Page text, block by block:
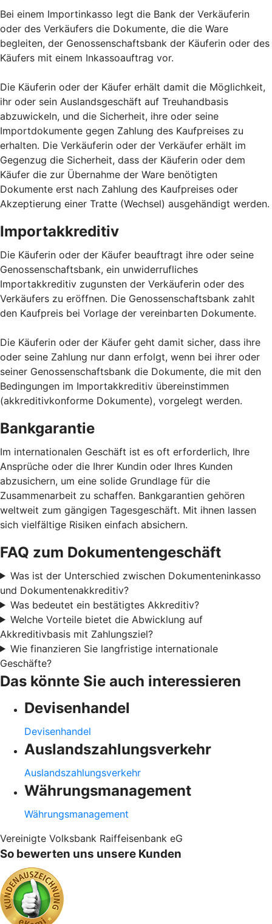
Bei einem Importinkasso legt die Bank der Verkäuferin
oder des Verkäufers die Dokumente, die die Ware
begleiten, der Genossenschaftsbank der Käuferin oder des
Käufers mit einem Inkassoauftrag vor.
Die Käuferin oder der Käufer erhält damit die Möglichkeit,
ihr oder sein Auslandsgeschäft auf Treuhandbasis
abzuwickeln, und die Sicherheit, ihre oder seine
Importdokumente gegen Zahlung des Kaufpreises zu
erhalten. Die Verkäuferin oder der Verkäufer erhält im
Gegenzug die Sicherheit, dass der Käuferin oder dem
Käufer die zur Übernahme der Ware benötigten
Dokumente erst nach Zahlung des Kaufpreises oder
Akzeptierung einer Tratte (Wechsel) ausgehändigt werden.
Importakkreditiv
Die Käuferin oder der Käufer beauftragt ihre oder seine
Genossenschaftsbank, ein unwiderrufliches
Importakkreditiv zugunsten der Verkäuferin oder des
Verkäufers zu eröffnen. Die Genossenschaftsbank zahlt
den Kaufpreis bei Vorlage der vereinbarten Dokumente.
Die Käuferin oder der Käufer geht damit sicher, dass ihre
oder seine Zahlung nur dann erfolgt, wenn bei ihrer oder
seiner Genossenschaftsbank die Dokumente, die mit den
Bedingungen im Importakkreditiv übereinstimmen
(akkreditivkonforme Dokumente), vorgelegt werden.
Bankgarantie
Im internationalen Geschäft ist es oft erforderlich, Ihre
Ansprüche oder die Ihrer Kundin oder Ihres Kunden
abzusichern, um eine solide Grundlage für die
Zusammenarbeit zu schaffen. Bankgarantien gehören
weltweit zum gängigen Tagesgeschäft. Mit ihnen lassen
sich vielfältige Risiken einfach absichern.
FAQ zum Dokumentengeschäft
Was ist der Unterschied zwischen Dokumenteninkasso
und Dokumentenakkreditiv?
Was bedeutet ein bestätigtes Akkreditiv?
Welche Vorteile bietet die Abwicklung auf
Akkreditivbasis mit Zahlungsziel?
Wie finanzieren Sie langfristige internationale
Geschäfte?
Das könnte Sie auch interessieren
Devisenhandel
Devisenhandel
Auslandszahlungsverkehr
Auslandszahlungsverkehr
Währungsmanagement
Währungsmanagement
Vereinigte Volksbank Raiffeisenbank eG
So bewerten uns unsere Kunden